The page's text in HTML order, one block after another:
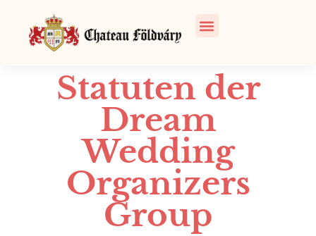
Statuten der
Dream
Wedding
Organizers
Group